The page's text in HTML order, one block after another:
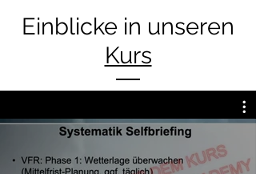
Einblicke in unseren
Kurs